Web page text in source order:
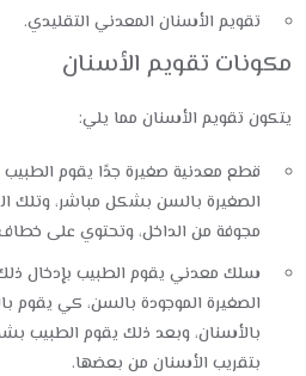
تقويم الأسنان المعدني التقليدي.
مكونات تقويم الأسنان
يتكون تقويم الأسنان مما يلي:
قطع معدنية صغيرة جدًا يقوم
الصغيرة بالسن بشكل مباشر، وتلك
مجوفة من الداخل، وتحتوي على
سلك معدني يقوم الطبيب بإدخال
الصغيرة الموجودة بالسن، كي يقوم
بالأسنان، وبعد ذلك يقوم الطبيب
بتقريب الأسنان من بعضها.